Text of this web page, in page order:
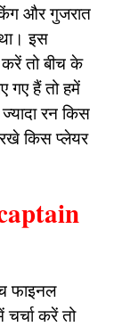
और गुजरात
इस
तो बीच के
गए हैं तो हमें
रन किस
किस प्लेयर
फाइनल
करें तो